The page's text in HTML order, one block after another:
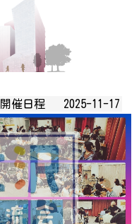
催日程 2025-11-17